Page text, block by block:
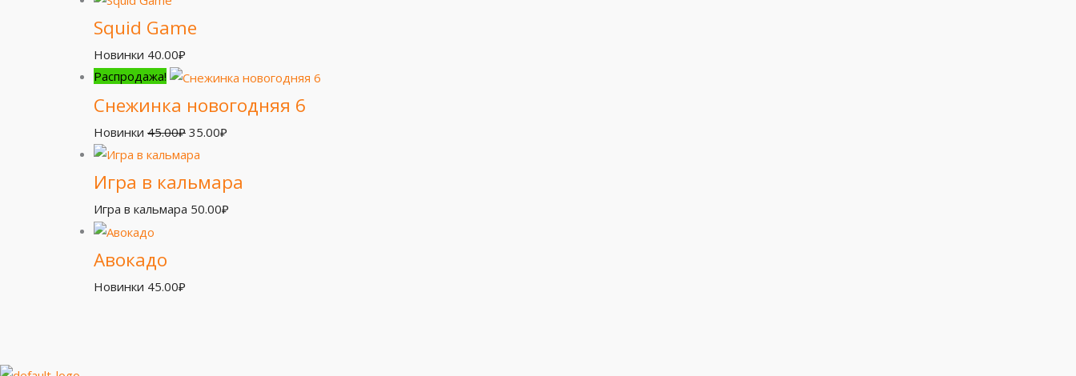
Squid Game
Новинки 40.00₽
Распродажа!
Снежинка новогодняя 6
Новинки 45.00₽ 35.00₽
Игра в кальмара
Игра в кальмара 50.00₽
Авокадо
Новинки 45.00₽